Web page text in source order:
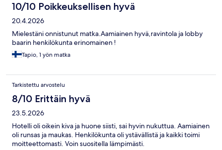
10/10 Poikkeuksellisen hyvä
20.4.2026
Mielestäni onnistunut matka.Aamiainen hyvä,ravintola ja lobby
baarin henkilökunta erinomainen !
Tapio, 1 yön matka
Tarkistettu arvostelu
8/10 Erittäin hyvä
23.5.2026
Hotelli oli oikein kiva ja huone siisti, sai hyvin nukuttua. Aamiainen
oli runsas ja maukas. Henkilökunta oli ystävällistä ja kaikki toimi
moitteettomasti. Voin suositella lämpimästi.